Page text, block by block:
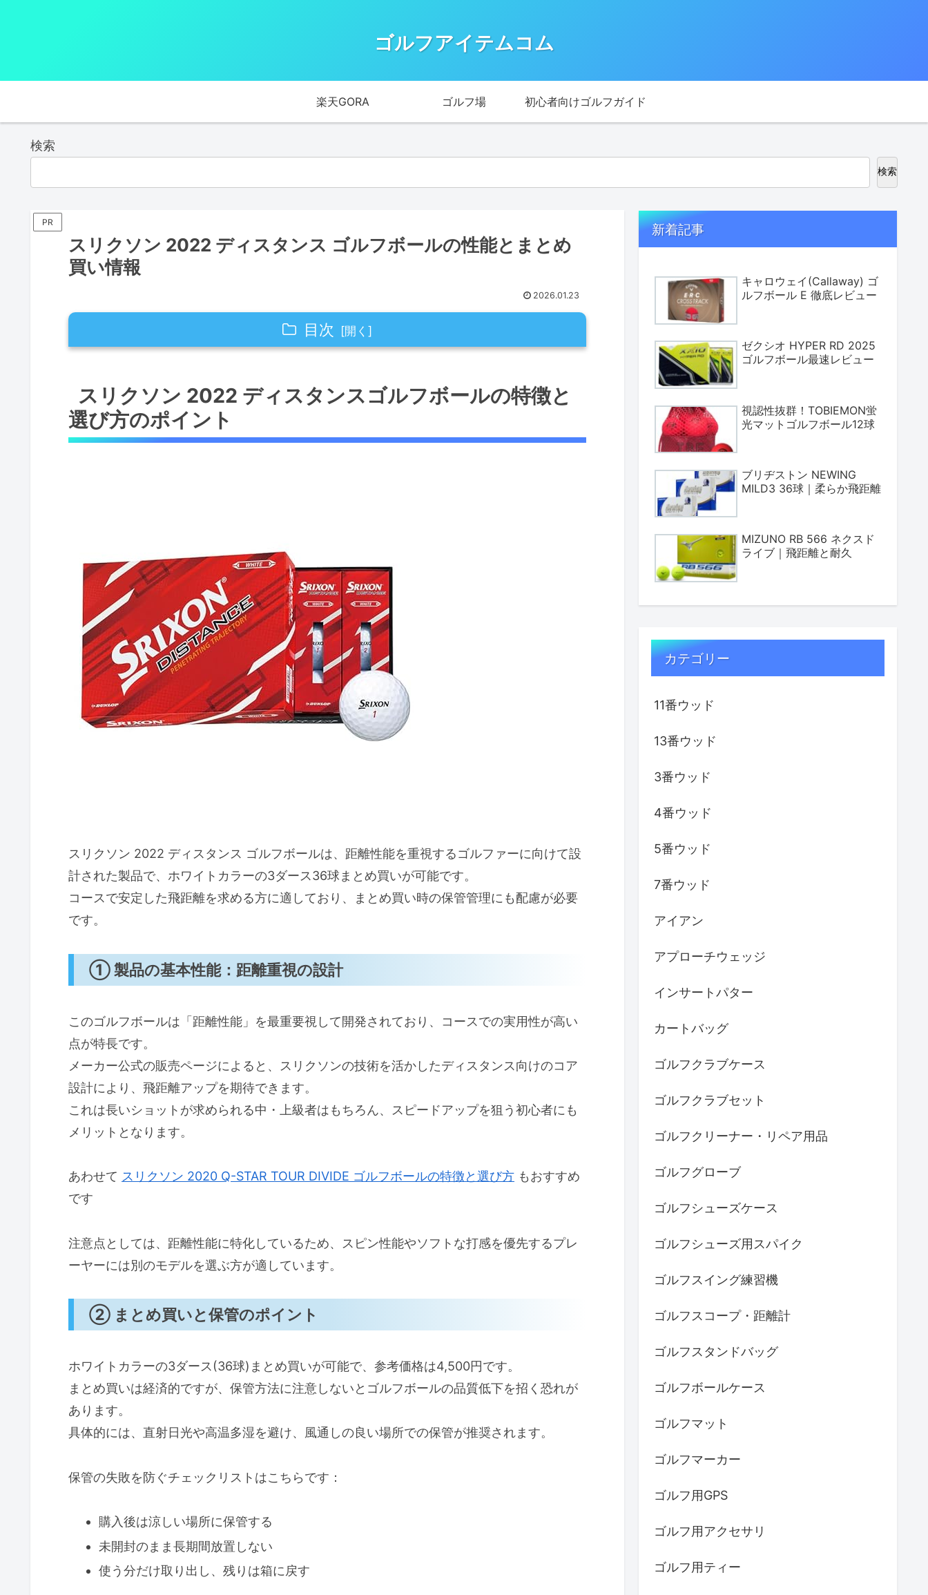
ゴルフアイテムコム
楽天GORA ゴルフ場 初心者向けゴルフガイド
検索
検索
PR
スリクソン 2022 ディスタンス ゴルフボールの性能とまとめ
買い情報
2026.01.23
目次
① 製品の基本性能：距離重視の設計
② まとめ買いと保管のポイント
③ 選び方のポイントと失敗回避策
まとめ買い価格4,500円の費用対効果と選び方のポイント
スリクソン 2022 ディスタンスゴルフボールの特徴と
選び方のポイント
スリクソン 2022 ディスタンス ゴルフボールは、距離性能を重視するゴルファーに向けて設
計された製品で、ホワイトカラーの3ダース36球まとめ買いが可能です。
コースで安定した飛距離を求める方に適しており、まとめ買い時の保管管理にも配慮が必要
です。
① 製品の基本性能：距離重視の設計
このゴルフボールは「距離性能」を最重要視して開発されており、コースでの実用性が高い
点が特長です。
メーカー公式の販売ページによると、スリクソンの技術を活かしたディスタンス向けのコア
設計により、飛距離アップを期待できます。
これは長いショットが求められる中・上級者はもちろん、スピードアップを狙う初心者にも
メリットとなります。
あわせて スリクソン 2020 Q-STAR TOUR DIVIDE ゴルフボールの特徴と選び方 もおすすめ
です
注意点としては、距離性能に特化しているため、スピン性能やソフトな打感を優先するプレ
ーヤーには別のモデルを選ぶ方が適しています。
② まとめ買いと保管のポイント
ホワイトカラーの3ダース(36球)まとめ買いが可能で、参考価格は4,500円です。
まとめ買いは経済的ですが、保管方法に注意しないとゴルフボールの品質低下を招く恐れが
あります。
具体的には、直射日光や高温多湿を避け、風通しの良い場所での保管が推奨されます。
保管の失敗を防ぐチェックリストはこちらです：
購入後は涼しい場所に保管する
未開封のまま長期間放置しない
使う分だけ取り出し、残りは箱に戻す
新着記事
キャロウェイ(Callaway) ゴ
ルフボール E 徹底レビュー
ゼクシオ HYPER RD 2025
ゴルフボール最速レビュー
視認性抜群！TOBIEMON蛍
光マットゴルフボール12球
ブリヂストン NEWING
MILD3 36球｜柔らか飛距離
MIZUNO RB 566 ネクスド
ライブ｜飛距離と耐久
カテゴリー
11番ウッド
13番ウッド
3番ウッド
4番ウッド
5番ウッド
7番ウッド
アイアン
アプローチウェッジ
インサートパター
カートバッグ
ゴルフクラブケース
ゴルフクラブセット
ゴルフクリーナー・リペア用品
ゴルフグローブ
ゴルフシューズケース
ゴルフシューズ用スパイク
ゴルフスイング練習機
ゴルフスコープ・距離計
ゴルフスタンドバッグ
ゴルフボールケース
ゴルフマット
ゴルフマーカー
ゴルフ用GPS
ゴルフ用アクセサリ
ゴルフ用ティー